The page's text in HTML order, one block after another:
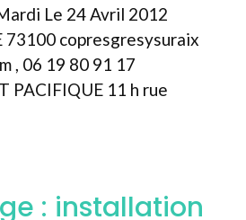
Le 24 Avril 2012
73100 copresgresysuraix
, 06 19 80 91 17
PACIFIQUE 11 h rue
: installation